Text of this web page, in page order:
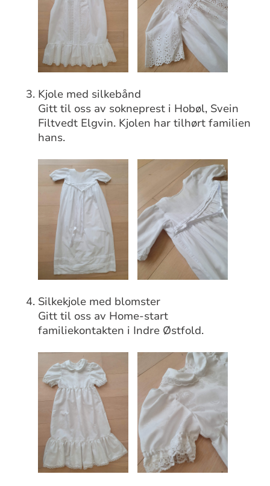
Kjole med silkebånd
Gitt til oss av sokneprest i Hobøl, Svein
Filtvedt Elgvin. Kjolen har tilhørt familien
hans.
Silkekjole med blomster
Gitt til oss av Home-start
familiekontakten i Indre Østfold.